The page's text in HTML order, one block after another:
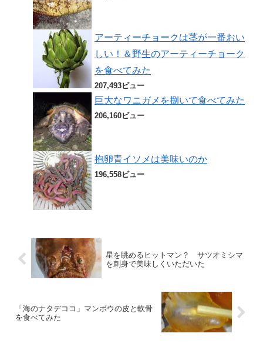
アーティーチョークは茎が一番おい
しい！＆野生のアーティーチョーク
を食べてみた
207,493ビュー
巨大なワニガメを捌いて食べてみた
206,160ビュー
抱卵青イソメは美味いのか
196,558ビュー
星を眺めるヒットマン？ サツオミシマ
を刺身で美味しくいただいた
「海のナタデココ」マンボウの皮と軟骨
を食べてみた